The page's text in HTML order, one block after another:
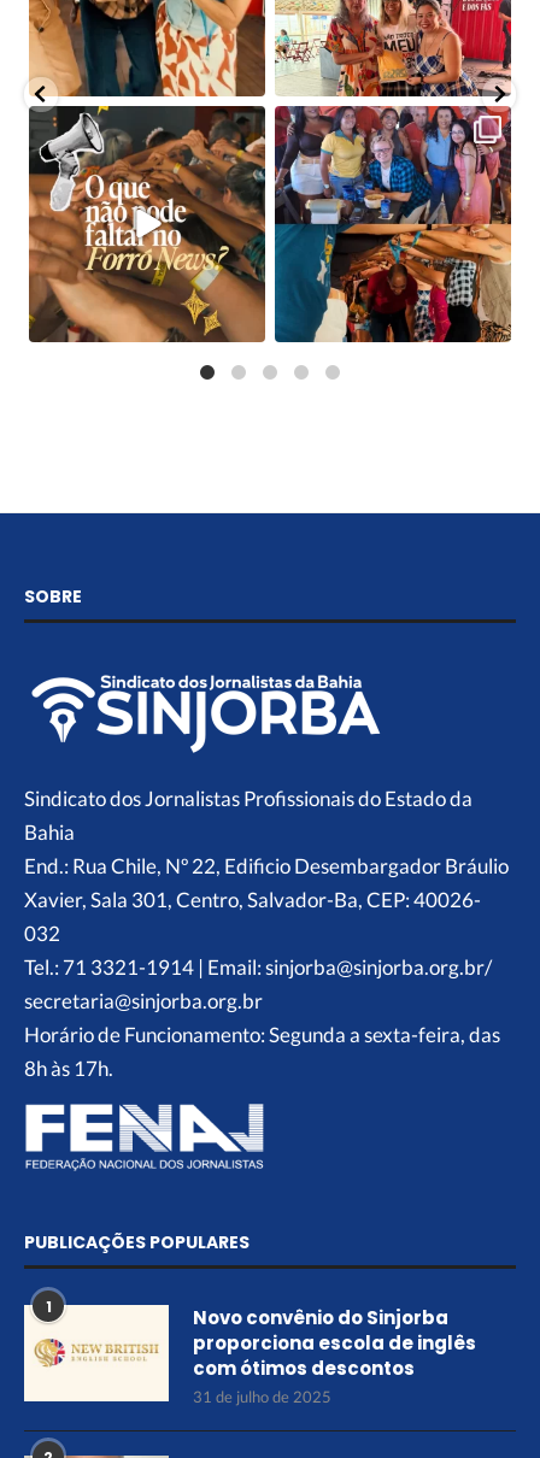
SOBRE
Sindicato dos Jornalistas Profissionais do Estado da
Bahia
End.: Rua Chile, Nº 22, Edificio Desembargador Bráulio
Xavier, Sala 301, Centro, Salvador-Ba, CEP: 40026-
032
Tel.: 71 3321-1914 | Email: sinjorba@sinjorba.org.br/
secretaria@sinjorba.org.br
Horário de Funcionamento: Segunda a sexta-feira, das
8h às 17h.
PUBLICAÇÕES POPULARES
1
Novo convênio do Sinjorba
proporciona escola de inglês
com ótimos descontos
31 de julho de 2025